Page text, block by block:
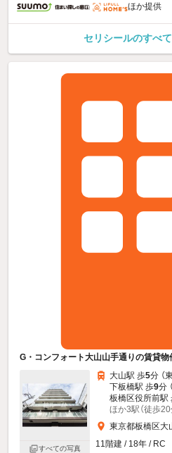
ほか提供
セリシールのすべ
G・コンフォート大山山手通りの賃貸物
すべての写真
大山駅 歩5分 （
下板橋駅 歩9分
板橋区役所前駅
ほか3駅（徒歩20
東京都板橋区大
11階建 / 18年 / RC